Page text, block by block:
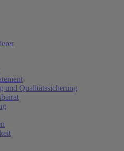
und Qualitätssicherung